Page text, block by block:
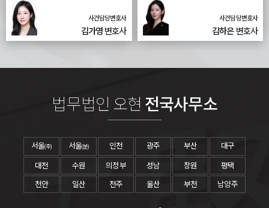
부와 금액이 사건 경위에 따라 크게
달라질 수 있는 만큼, 법적 기준을 정
확히 이해하고 신중하게 대응하는 것
이 필요하다”고 조언했다. 기사 자세
유사 사건 대응 시 확인할 점 7. 관련 사
례 더 보기 1. 사건이 시작된 배경 의뢰인
은 상대방으로부터 자신의 배우자와 부
정행위를 하여 혼인공동생활을 침해하
하였습니다. 상간소송의 피고로 지목된
가 시작될 당시 원고 부부의 혼인관계가
실제로 어떠한 상태였는지도 중요한 쟁
점이 될 수 있습니다. 본 사건에서도 원
고는 의뢰인과 자신의 배우자 사이의 관
계로 인해 혼인관계가 침해되었고 정신
적인 손해가 발생하였다는 취지로 위자
료를 청구하였습니다. 그러나 의뢰인이
파악하고 있던 사건의 전후 사정에 따르
면 원고 부부 사이의 혼인관계는 의뢰인
전반에 심각한 충격을 받았습니다. 배우
자가 혼인관계를 유지하는 동안 다른 여
성과 부정한 관계를 이어갔다는 사실은
의뢰인에게 상당한 정신적 고통을 초래
의 관계가 일시적인 접촉이나 오해에 불
하였습니다. 그러나 상간자를 상대로 손
해배상을 청구하기 위해서는 단순히 배
우자의 외도가 의심된다는 주장만으로
는 부족할 수 있습니다. 실제로 배우자와
상대방 사이에 어떠한 관계가 있었는지
와 상대방이 혼인관계의 존재를 알고 있
었는지를 객관적인 자료로 설명할 필요
가 있었습니다. 의뢰인은 배우자와 상간
녀의 부정행위로 인해 혼인생활이 심각
다.​ 소송 전 신혼집 아파트 CCTV에 대한
증거보전을 진행하고 객관적인 정황을
확보하여, 피고의 손해배상책임과 위자
료 1,000만 원을 인정받았습니다.목차
더 보기1. 사건이 시작된 배경의뢰인은
사실혼 배우자의 외도를 이유로 피고를
상대로 상간 손해배상을 청구하고자 법
의 사실혼 배우자와 피고는 사제지간이
었습니다. 의뢰인은 두 사람이 주고받은
인스타그램 일부 대화 내용을 확인한 뒤
부정행위가 있었던 것은 아닌지 의심하
게 되었습니다.그러나 당시 의뢰인이 보
사건담당변호사
김가영 변호사
양육하고 있는 자녀들의 양육자가 상대
방으로 변경될 가능성까지 우려되는 복
합적인 가사사건이었습니다. 법무법인
오현은 재산분할청구권의 제척기간이
하, 양육자 변경 및 양육비 지급 청구 전
부 기각 판결을 받을 수 있었습니다. 목
차 1. 사건이 시작된 배경 2. 관련 법률 및
호인의 주요 대응 방향 5. 사건 결과 요약
6. 유사 사건 대응 시 확인할 점 7. 관련
사례 더 보기 1. 사건이 시작된 배경 의뢰
인은 전 배우자와의 이혼 절차를 마친 뒤
자녀들을 양육하며 생활하고 있었습니
사건담당변호사
김하은변호사
법무법인 오현 전국사무소
서울(주) 서울(분) 인천 광주 부산 대구
대전 수원 의정부 성남 창원 평택
천안 일산 전주 울산 부천 남양주